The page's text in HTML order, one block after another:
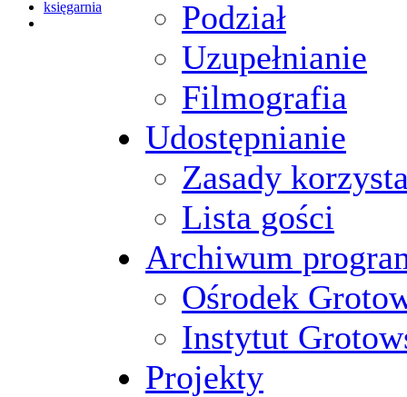
księgarnia
Podział
Uzupełnianie
Filmografia
Udostępnianie
Zasady
Lista gości
Archiwum
Ośrodek
Instytut
Projekty